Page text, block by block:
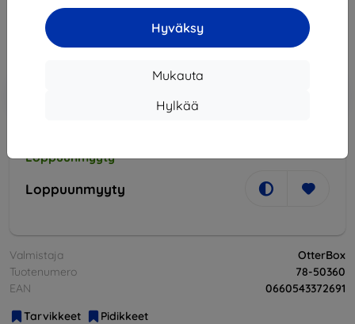
Hyväksy
Mukauta
Hylkää
29,61 €
Hinta ilman ALV:tä23,88 €
Loppuunmyyty
Loppuunmyyty
Valmistaja
OtterBox
Tuotenumero
78-50360
EAN
0660543372691
Tarvikkeet
Pidikkeet